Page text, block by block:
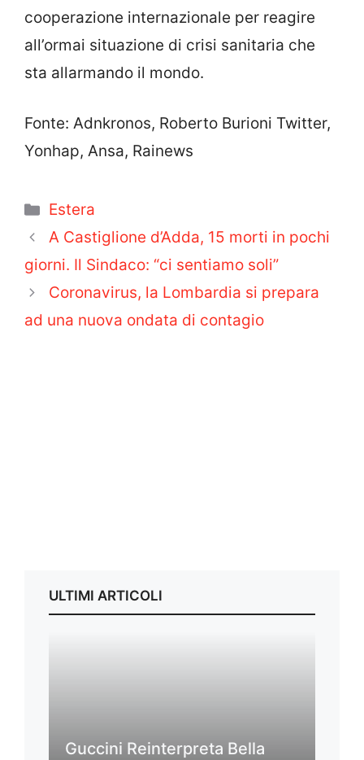
cooperazione internazionale per reagire
all’ormai situazione di crisi sanitaria che
sta allarmando il mondo.
Fonte: Adnkronos, Roberto Burioni Twitter,
Yonhap, Ansa, Rainews
Categorie
Estera
A Castiglione d’Adda, 15 morti in pochi
giorni. Il Sindaco: “ci sentiamo soli”
Coronavirus, la Lombardia si prepara
ad una nuova ondata di contagio
ULTIMI ARTICOLI
Guccini Reinterpreta Bella